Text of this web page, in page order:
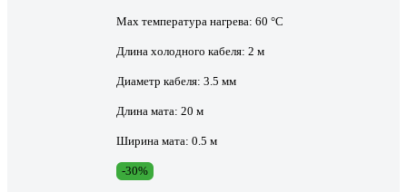
Max температура нагрева: 60 °С
Длина холодного кабеля: 2 м
Диаметр кабеля: 3.5 мм
Длина мата: 20 м
Ширина мата: 0.5 м
-30%